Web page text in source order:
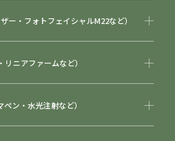
ザー・フォトフェイシャルM22など）
リニアファームなど）
ペン・水光注射など）